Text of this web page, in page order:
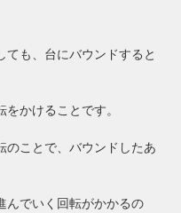
ても、台にバウンドすると
かけることです。
のことで、バウンドしたあ
んでいく回転がかかるの